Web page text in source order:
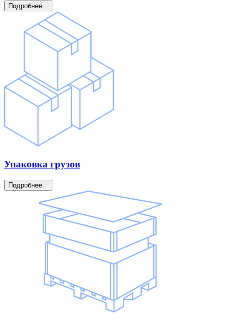
Подробнее
Упаковка грузов
Подробнее